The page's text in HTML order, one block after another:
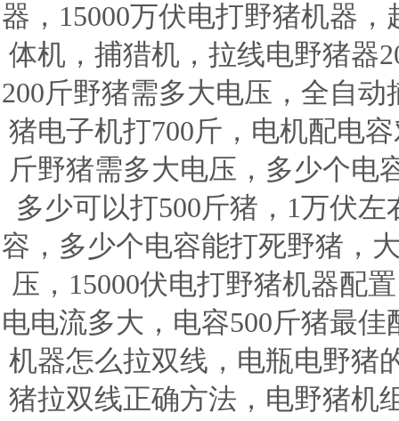
器，15000万伏电打野猪机器
体机，捕猎机，拉线电野猪器
200斤野猪需多大电压，全自
猪电子机打700斤，电机配电
斤野猪需多大电压，多少个电
多少可以打500斤猪，1万伏
容，多少个电容能打死野猪，
压，15000伏电打野猪机器配
电电流多大，电容500斤猪最
机器怎么拉双线，电瓶电野猪
猪拉双线正确方法，电野猪机